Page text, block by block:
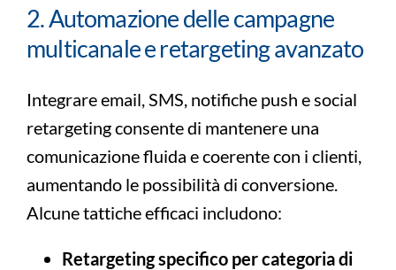
2. Automazione delle campagne
multicanale e retargeting avanzato
Integrare email, SMS, notifiche push e social
retargeting consente di mantenere una
comunicazione fluida e coerente con i clienti,
aumentando le possibilità di conversione.
Alcune tattiche efficaci includono:
Retargeting specifico per categoria di